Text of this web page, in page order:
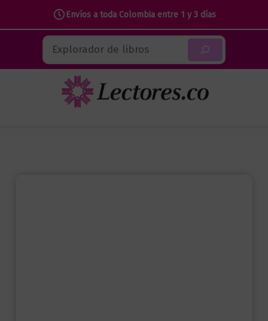
Envíos a toda Colombia entre 1 y 3 días
contenido
Buscar
Hermione
Granger
cantidad